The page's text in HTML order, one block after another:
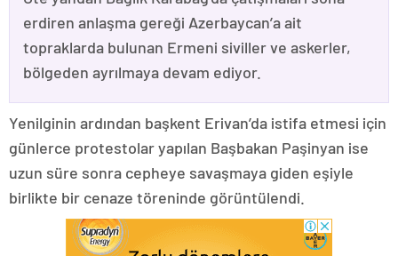
erdiren anlaşma gereği Azerbaycan’a ait
topraklarda bulunan Ermeni siviller ve askerler,
bölgeden ayrılmaya devam ediyor.
Yenilginin ardından başkent Erivan’da istifa etmesi için
günlerce protestolar yapılan Başbakan Paşinyan ise
uzun süre sonra cepheye savaşmaya giden eşiyle
birlikte bir cenaze töreninde görüntülendi.